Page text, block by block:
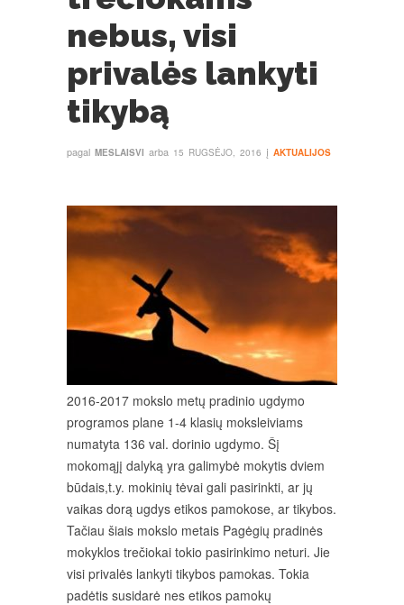
nebus, visi
privalės lankyti
tikybą
pagal MESLAISVI arba 15 RUGSĖJO, 2016 į AKTUALIJOS
2016-2017 mokslo metų pradinio ugdymo
programos plane 1-4 klasių moksleiviams
numatyta 136 val. dorinio ugdymo. Šį
mokomąjį dalyką yra galimybė mokytis dviem
būdais,t.y. mokinių tėvai gali pasirinkti, ar jų
vaikas dorą ugdys etikos pamokose, ar tikybos.
Tačiau šiais mokslo metais Pagėgių pradinės
mokyklos trečiokai tokio pasirinkimo neturi. Jie
visi privalės lankyti tikybos pamokas. Tokia
padėtis susidarė nes etikos pamokų